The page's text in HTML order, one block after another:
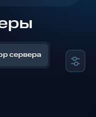
сервера